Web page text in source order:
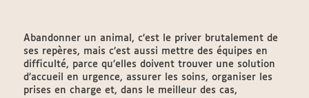
Abandonner un animal, c’est le priver brutalement de
ses repères, mais c’est aussi mettre des équipes en
difficulté, parce qu’elles doivent trouver une solution
d’accueil en urgence, assurer les soins, organiser les
prises en charge et, dans le meilleur des cas,